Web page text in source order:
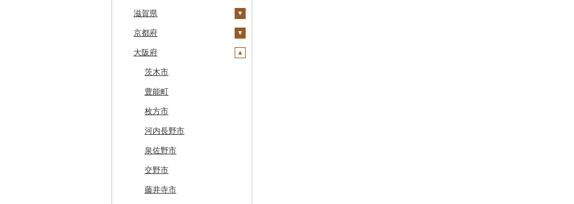
せたな町
旭川市
森町
稚内市
標津町
清里町
北斗市
留萌市
白糠町
釧路町
五戸町
藤崎町
六ヶ所村
東北町
三戸町
東通村
黒石市
おいらせ町
鶴田町
階上町
岩手町
矢巾町
釜石市
野田村
普代村
一戸町
陸前高田市
紫波町
滝沢市
住田町
色麻町
丸森町
大衡村
加美町
利府町
白石市
登米市
山元町
名取市
川崎町
大潟村
横手市
能代市
小坂町
仙北市
井川町
潟上市
三種町
藤里町
湯沢市
山形県
村山市
尾花沢市
上山市
河北町
酒田市
新庄市
長井市
小国町
南陽市
福島県
天栄村
広野町
鏡石町
須賀川市
小野町
棚倉町
古殿町
昭和村
つくば市
稲敷市
潮来市
五霞町
北茨城市
境町
かすみがうら市
牛久市
常陸太田市
つくばみらい市
市貝町
塩谷町
上三川町
佐野市
真岡市
高根沢町
大田原市
栃木市
日光市
小山市
榛東村
下仁田町
玉村町
安中市
川場村
昭和村
甘楽町
明和町
沼田市
桐生市
埼玉県
春日部市
蕨市
戸田市
毛呂山町
久喜市
ふじみ野市
川島町
上里町
川口市
千葉県
勝浦市
袖ケ浦市
我孫子市
長柄町
芝山町
八千代市
横芝光町
多古町
東京都
八王子市
日野市
昭島市
武蔵村山市
葛飾区
小金井市
墨田区
神奈川県
南足柄市
松田町
大井町
中井町
愛川町
山北町
弥彦村
阿賀町
出雲崎町
魚沼市
佐渡市
燕市
南魚沼市
関川村
新発田市
加茂市
射水市
氷見市
朝日町
高岡市
魚津市
砺波市
入善町
黒部市
立山町
富山県（県庁）
石川県
羽咋市
七尾市
白山市
穴水町
輪島市
中能登町
石川県（県庁）
野々市市
能登町
福井県
美浜町
小浜市
越前町
若狭町
鯖江市
高浜町
勝山市
福井県（県庁）
山梨県
富士吉田市
甲斐市
山梨市
富士川町
大月市
富士河口湖町
韮崎市
長野県
高森町
御代田町
飯田市
青木村
南箕輪村
長野県（県庁）
岐阜県
養老町
八百津町
池田町
関市
瑞穂市
静岡県
下田市
静岡市
吉田町
函南町
愛知県
清須市
田原市
安城市
鈴鹿市
伊賀市
木曽岬町
多気町
松阪市
桑名市
志摩市
明和町
鳥羽市
いなべ市
滋賀県
長浜市
高島市
草津市
近江八幡市
竜王町
甲賀市
湖南市
大津市
彦根市
京都府
宮津市
伊根町
与謝野町
福知山市
亀岡市
城陽市
久御山町
京丹後市
大阪府
茨木市
豊能町
枚方市
河内長野市
泉佐野市
交野市
藤井寺市